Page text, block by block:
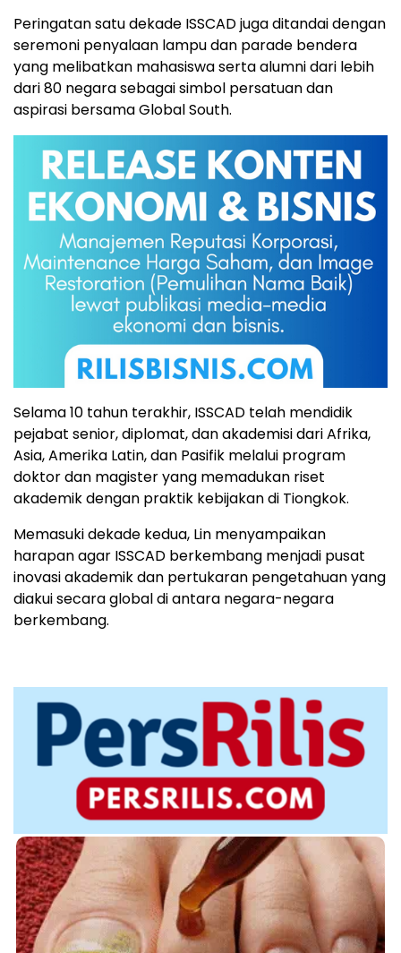
Peringatan satu dekade ISSCAD juga ditandai dengan
seremoni penyalaan lampu dan parade bendera
yang melibatkan mahasiswa serta alumni dari lebih
dari 80 negara sebagai simbol persatuan dan
aspirasi bersama Global South.
Selama 10 tahun terakhir, ISSCAD telah mendidik
pejabat senior, diplomat, dan akademisi dari Afrika,
Asia, Amerika Latin, dan Pasifik melalui program
doktor dan magister yang memadukan riset
akademik dengan praktik kebijakan di Tiongkok.
Memasuki dekade kedua, Lin menyampaikan
harapan agar ISSCAD berkembang menjadi pusat
inovasi akademik dan pertukaran pengetahuan yang
diakui secara global di antara negara-negara
berkembang.